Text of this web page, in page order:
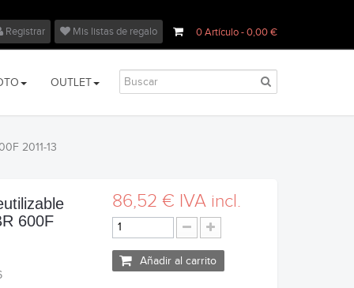
0Artículo- 0,00 €
Registrar Mis listas de regalo
OUTLET
2011-13
600F
86,52 € IVA incl.
Añadir al carrito